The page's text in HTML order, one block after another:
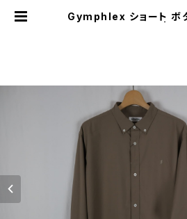
Gymphlex ショート ボ